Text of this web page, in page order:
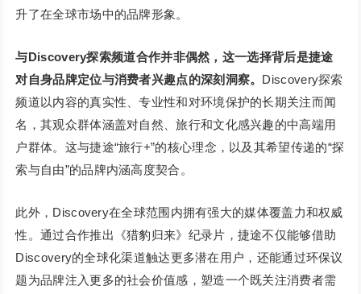
升了在全球市场中的品牌形象。
与Discovery探索频道合作并非偶然，这一选择背后是捷途
对自身品牌定位与消费者兴趣点的深刻洞察。 Discovery探索
频道以内容的真实性、专业性和对环境保护的长期关注而闻
名，其观众群体涵盖对自然、旅行和文化感兴趣的中高端用
户群体。这与捷途“旅行+”的核心理念，以及其希望传递的“探
索与自由”的品牌内涵高度契合。
此外，Discovery在全球范围内拥有强大的媒体覆盖力和权威
性。通过合作推出《猎豹归来》纪录片，捷途不仅能够借助
Discovery的全球化渠道触达更多潜在用户，还能通过环保议
题为品牌注入更多的社会价值感，塑造一个既关注消费者需